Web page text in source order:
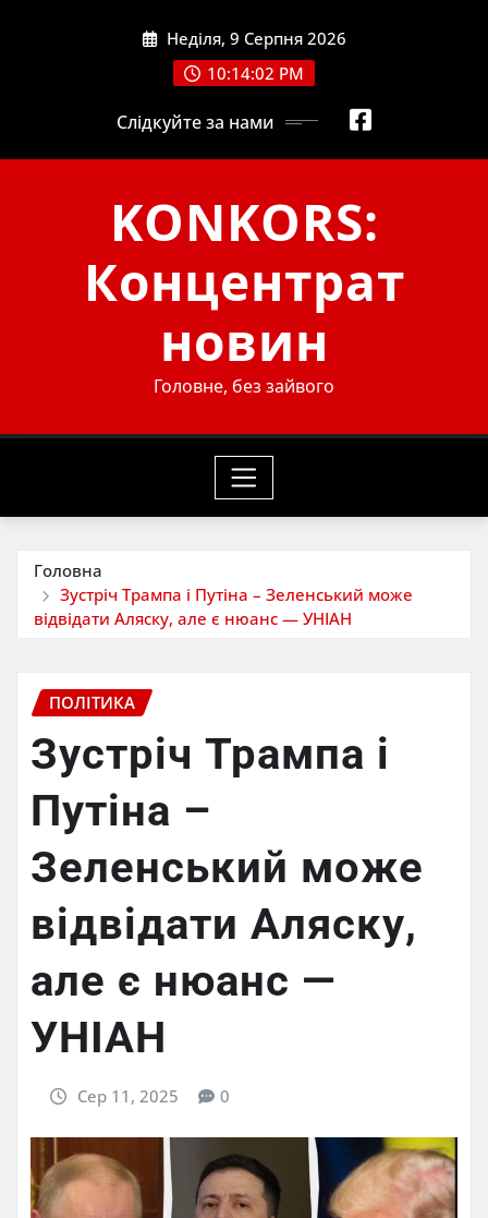
Неділя, 9 Серпня 2026
10:14:04 PM
Слідкуйте за нами
KONKORS:
Концентрат
новин
Головне, без зайвого
Головна
Зустріч Трампа і Путіна – Зеленський може
відвідати Аляску, але є нюанс — УНІАН
ПОЛІТИКА
Зустріч Трампа і
Путіна –
Зеленський може
відвідати Аляску,
але є нюанс —
УНІАН
Сер 11, 2025 0